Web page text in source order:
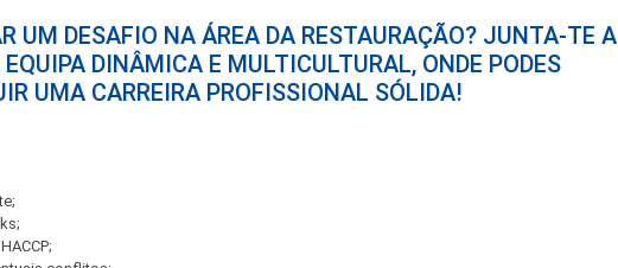
UM DESAFIO NA ÁREA DA RESTAURAÇÃO? JUNTA-TE A
DINÂMICA E MULTICULTURAL, ONDE PODES
UMA CARREIRA PROFISSIONAL SÓLIDA!